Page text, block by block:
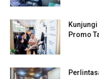
Kunjungi
Promo